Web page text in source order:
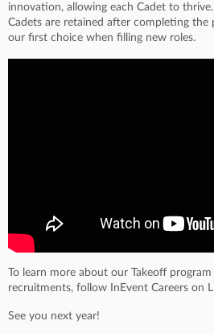
innovation, allowing each Cadet to
Cadets are retained after completing
our first choice when filling new roles.
To learn more about our Takeoff
recruitments, follow InEvent Careers on
See you next year!